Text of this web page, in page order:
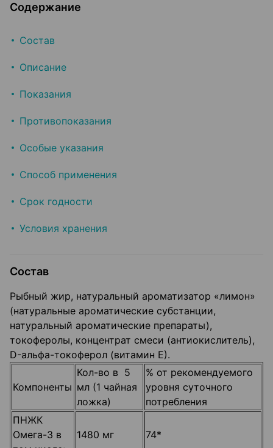
Содержание
Состав
Описание
Показания
Противопоказания
Особые указания
Способ применения
Срок годности
Условия хранения
Состав
Рыбный жир, натуральный ароматизатор «лимон»
(натуральные ароматические субстанции,
натуральный ароматические препараты),
токоферолы, концентрат смеси (антиокислитель),
D-альфа-токоферол (витамин Е).
Компоненты
Кол-во в 5
мл (1 чайная
ложка)
% от рекомендуемого
уровня суточного
потребления
ПНЖК
Омега-3 в
1480 мг 74*